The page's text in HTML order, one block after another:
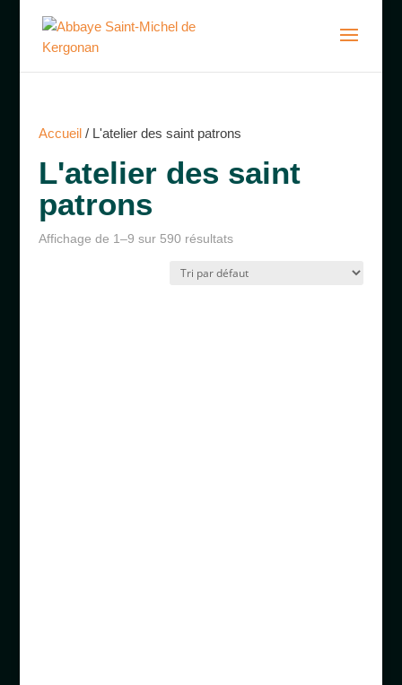
Accueil/ L'atelier des saint patrons
L'atelier des saint
patrons
Affichage de 1–9 sur 590 résultats